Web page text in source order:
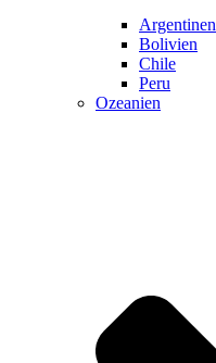
Argentinen
Bolivien
Chile
Peru
Ozeanien